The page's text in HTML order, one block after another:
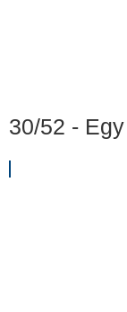
30/52 -